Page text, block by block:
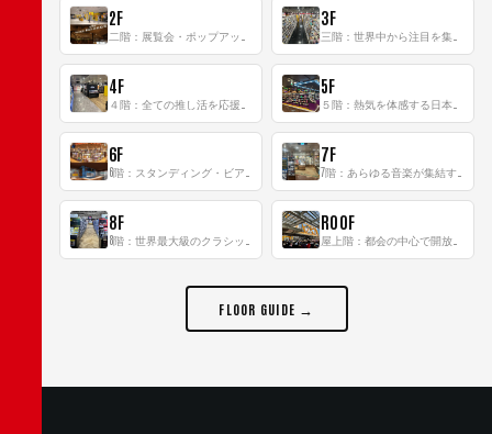
2F 3F
4F 5F
6F 7F
8F ROOF
FLOOR GUIDE →